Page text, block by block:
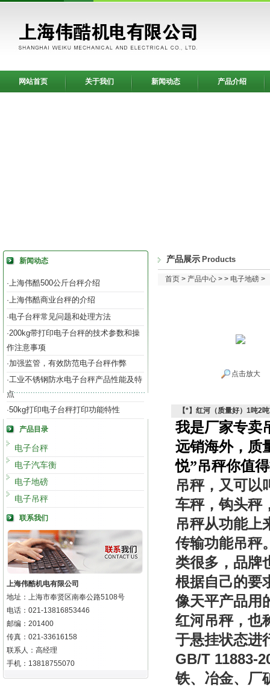
网站首页 关于我们 新闻动态 产品介绍
新闻动态
·上海伟酷500公斤台秤介绍
·上海伟酷商业台秤的介绍
·电子台秤常见问题和处理方法
·200kg带打印电子台秤的技术参数和操
作注意事项
·加强监管，有效防范电子台秤作弊
·工业不锈钢防水电子台秤产品性能及特
点
·50kg打印电子台秤打印功能特性
产品目录
电子台秤
电子汽车衡
电子地磅
电子吊秤
联系我们
上海伟酷机电有限公司
地址：上海市奉贤区南奉公路5108号
电话：021-13816853446
邮编：201400
传真：021-33616158
联系人：高经理
手机：13818755070
产品展示 Products
首页 > 产品中心 > > 电子地磅 >
点击放大
【*】红河（质量好）1吨2
我是厂家专卖
远销海外，质
悦”吊秤你值
吊秤，又可以
车秤，钩头秤
吊秤从功能上
传输功能吊秤
类很多，品牌
根据自己的要
像天平产品用
红河吊秤，也
于悬挂状态进
GB/T 11883-
铁、冶金、厂